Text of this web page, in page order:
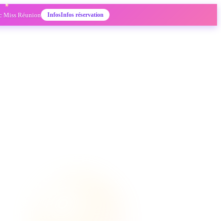
Miss Réunion InfosInfos réservation